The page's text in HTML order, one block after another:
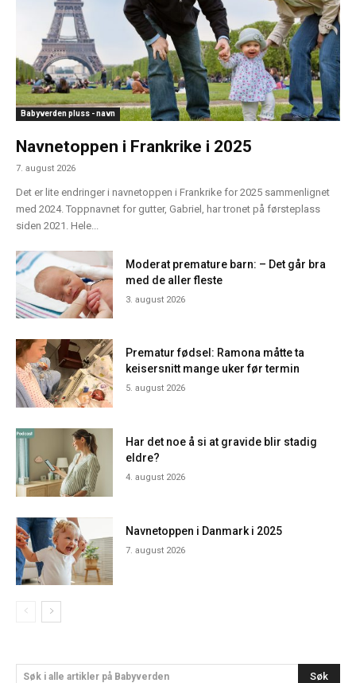
Babyverden pluss - navn
Navnetoppen i Frankrike i 2025
7. august 2026
Det er lite endringer i navnetoppen i Frankrike for 2025 sammenlignet
med 2024. Toppnavnet for gutter, Gabriel, har tronet på førsteplass
siden 2021. Hele...
Moderat premature barn: – Det går bra
med de aller fleste
3. august 2026
Prematur fødsel: Ramona måtte ta
keisersnitt mange uker før termin
5. august 2026
Har det noe å si at gravide blir stadig
eldre?
4. august 2026
Navnetoppen i Danmark i 2025
7. august 2026
Søk i alle artikler på Babyverden Søk